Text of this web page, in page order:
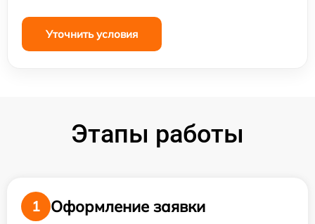
Уточнить условия
Этапы работы
1
Оформление заявки